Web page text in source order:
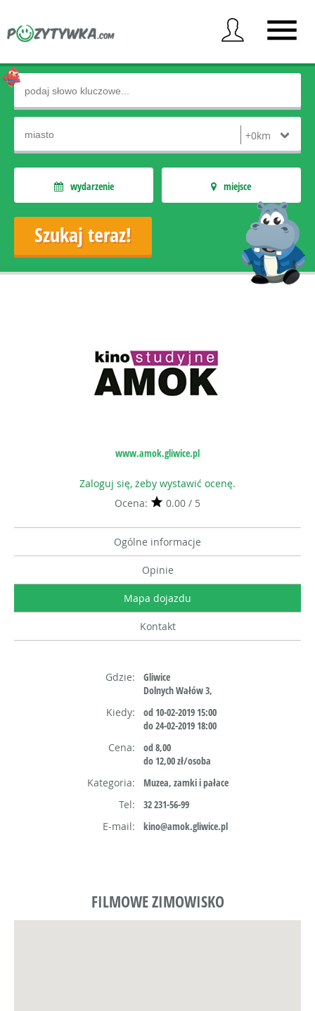
wydarzenie miejsce
www.amok.gliwice.pl
Zaloguj się, żeby wystawić ocenę.
Ocena:
0.00 / 5
Ogólne informacje
Opinie
Mapa dojazdu
Kontakt
Gdzie:
Gliwice
Dolnych Wałów 3,
Kiedy:
od 10-02-2019 15:00
do 24-02-2019 18:00
Cena:
od 8,00
do 12,00 zł/osoba
Kategoria:
Muzea, zamki i pałace
Tel:
32 231-56-99
E-mail:
kino@amok.gliwice.pl
FILMOWE ZIMOWISKO